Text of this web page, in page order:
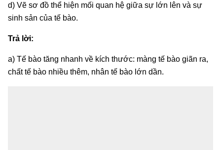
d) Vẽ sơ đồ thể hiện mối quan hệ giữa sự lớn lên và sự
sinh sản của tế bào.
Trả lời:
a) Tế bào tăng nhanh về kích thước: màng tế bào giãn ra,
chất tế bào nhiều thêm, nhân tế bào lớn dần.